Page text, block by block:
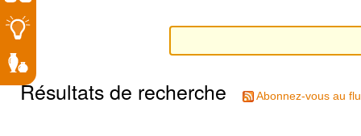
Résultats de recherche Abonnez-vous au